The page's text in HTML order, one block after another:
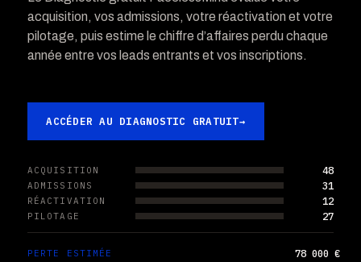
acquisition, vos admissions, votre réactivation et votre
pilotage, puis estime le chiffre d’affaires perdu chaque
année entre vos leads entrants et vos inscriptions.
ACCÉDER AU DIAGNOSTIC GRATUIT→
ACQUISITION 48
ADMISSIONS 31
RÉACTIVATION 12
PILOTAGE 27
PERTE ESTIMÉE 78 000 €